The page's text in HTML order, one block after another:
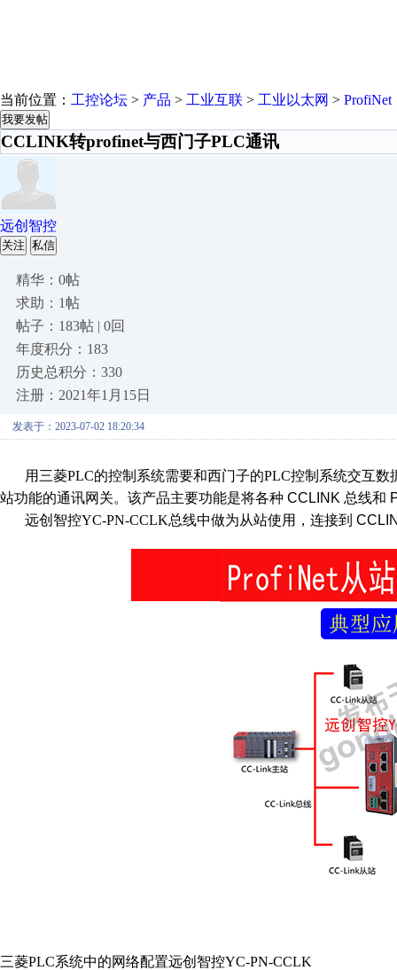
当前位置： 工控论坛 > 产品 > 工业互联 > 工业以太网 > ProfiNet
我要发帖
CCLINK转profinet与西门子PLC通讯
远创智控
关注 私信
精华：0帖
求助：1帖
帖子：183帖 | 0回
年度积分：183
历史总积分：330
注册：2021年1月15日
发表于：2023-07-02 18:20:34
用三菱PLC的控制系统需要和西门子的PLC控制系统交互数
站功能的通讯网关。该产品主要功能是将各种 CCLINK 总线和
远创智控YC-PN-CCLK总线中做为从站使用，连接到
三菱PLC系统中的网络配置远创智控YC-PN-CCLK